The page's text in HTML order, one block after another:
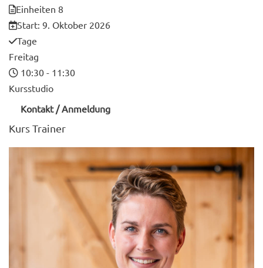
Einheiten 8
Start: 9. Oktober 2026
Tage
Freitag
10:30 - 11:30
Kursstudio
Kontakt / Anmeldung
KursTrainer